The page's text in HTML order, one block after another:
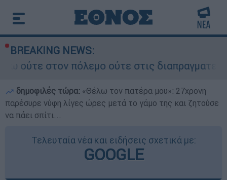
BREAKING NEWS:
ούτε στις διαπραγματεύσεις» - Οι έξι
δημοφιλές τώρα: «Θέλω τον πατέρα μου»: 27χρονη
παρέσυρε νύφη λίγες ώρες μετά το γάμο της και ζητούσε
να πάει σπίτι...
Τελευταία νέα και ειδήσεις σχετικά με:
GOOGLE